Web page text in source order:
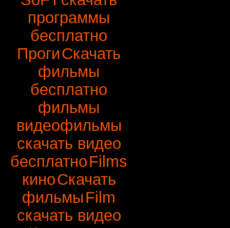
программы
бесплатно
ПрогиСкачать
фильмы
бесплатно
фильмы
видеофильмы
скачать видео
бесплатноFilms
киноСкачать
фильмыFilm
скачать видео